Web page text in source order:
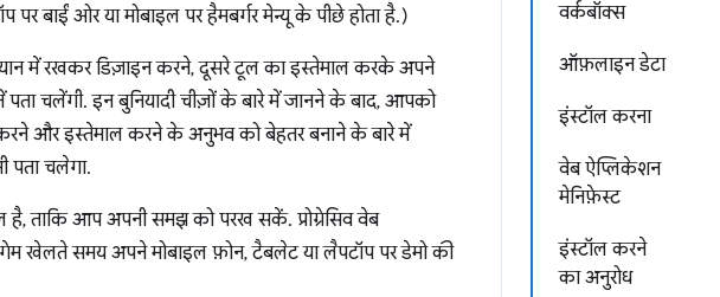
वर्कबॉक्स
ऑफ़लाइन डेटा
इंस्टॉल करना
वेब ऐप्लिकेशन
मेनिफ़ेस्ट
इंस्टॉल करने
का अनुरोध
बाईं ओर या मोबाइल पर हैमबर्गर मेन्यू के पीछे होता है.)
में रखकर डिज़ाइन करने, दूसरे टूल का इस्तेमाल करके अपने
चलेंगी. इन बुनियादी चीज़ों के बारे में जानने के बाद, आपको
और इस्तेमाल करने के अनुभव को बेहतर बनाने के बारे में
पता चलेगा.
ताकि आप अपनी समझ को परख सकें. प्रोग्रेसिव वेब
खेलते समय अपने मोबाइल फ़ोन, टैबलेट या लैपटॉप पर डेमो की